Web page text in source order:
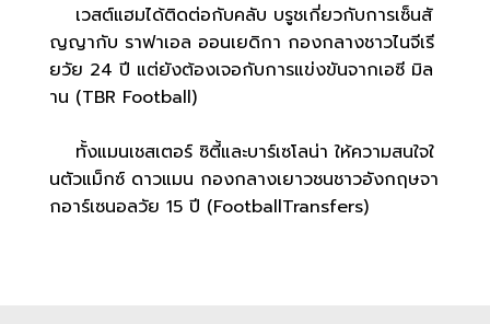
เวสต์แฮมได้ติดต่อกับคลับ บรูชเกี่ยวกับการเซ็นสั
ญญากับ ราฟาเอล ออนเยดิกา กองกลางชาวไนจีเรี
ยวัย 24 ปี แต่ยังต้องเจอกับการแข่งขันจากเอซี มิล
าน (TBR Football)
ทั้งแมนเชสเตอร์ ซิตี้และบาร์เซโลน่า ให้ความสนใจใ
นตัวแม็กซ์ ดาวแมน กองกลางเยาวชนชาวอังกฤษจา
กอาร์เซนอลวัย 15 ปี (FootballTransfers)